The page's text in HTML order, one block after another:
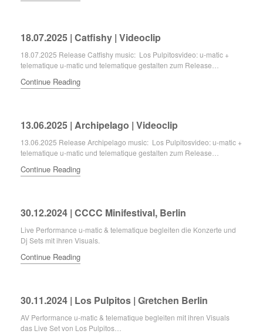
18.07.2025 | Catfishy | Videoclip
18.07.2025 Release Catfishy music: Los Pulpitosvideo: u-matic +
telematique u-matic und telematique gestalten zum Release…
Continue Reading
13.06.2025 | Archipelago | Videoclip
13.06.2025 Release Archipelago music: Los Pulpitosvideo: u-matic +
telematique u-matic und telematique gestalten zum Release…
Continue Reading
30.12.2024 | CCCC Minifestival, Berlin
Live Performance u-matic & telematique begleiten die Konzerte und
Dj Sets mit ihren Visuals.
Continue Reading
30.11.2024 | Los Pulpitos | Gretchen Berlin
AV Performance u-matic & telematique begleiten mit ihren Visuals
das Live Set von Los Pulpitos…